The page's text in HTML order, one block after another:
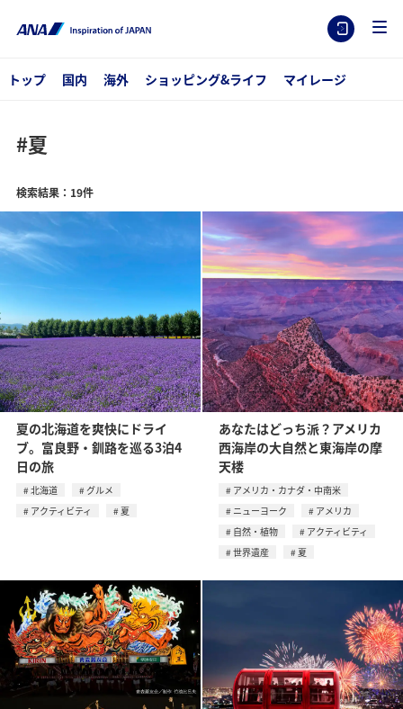
トップ 国内 海外 ショッピング&ライフ マイレージ
#夏
検索結果：19件
夏の北海道を爽快にドライ
ブ。富良野・釧路を巡る3泊4
日の旅
北海道
グルメ
アクティビティ
夏
あなたはどっち派？アメリカ
西海岸の大自然と東海岸の摩
天楼
アメリカ・カナダ・中南米
ニューヨーク
アメリカ
自然・植物
アクティビティ
世界遺産
夏